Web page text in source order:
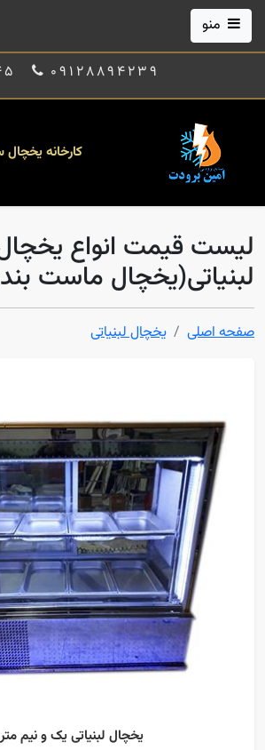
منو
09128894239
کارخانه
لیست قیمت انواع
لبنیاتی(یخچال ماست
صفحه اصلی یخچال لبنیاتی
یخچال لبنیاتی یک و نیم